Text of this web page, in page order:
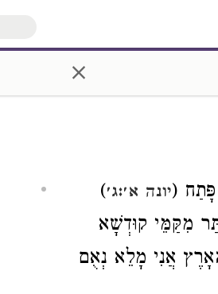
×
(יונה א׳:ג׳)
מִקַּמֵּי קוּדְשָׁא
אֲנִי מָלֵא נְאֻם